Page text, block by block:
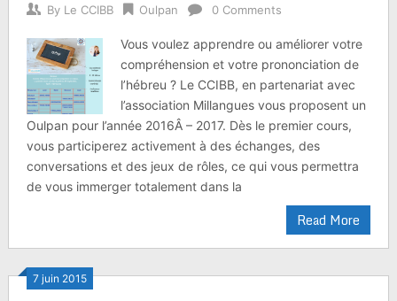
By Le CCIBB Oulpan 0 Comments
Vous voulez apprendre ou améliorer votre
compréhension et votre prononciation de
l’hébreu ? Le CCIBB, en partenariat avec
l’association Millangues vous proposent un
Oulpan pour l’année 2016Â – 2017. Dès le premier cours,
vous participerez activement à des échanges, des
conversations et des jeux de rôles, ce qui vous permettra
de vous immerger totalement dans la
Read More
7 juin 2015